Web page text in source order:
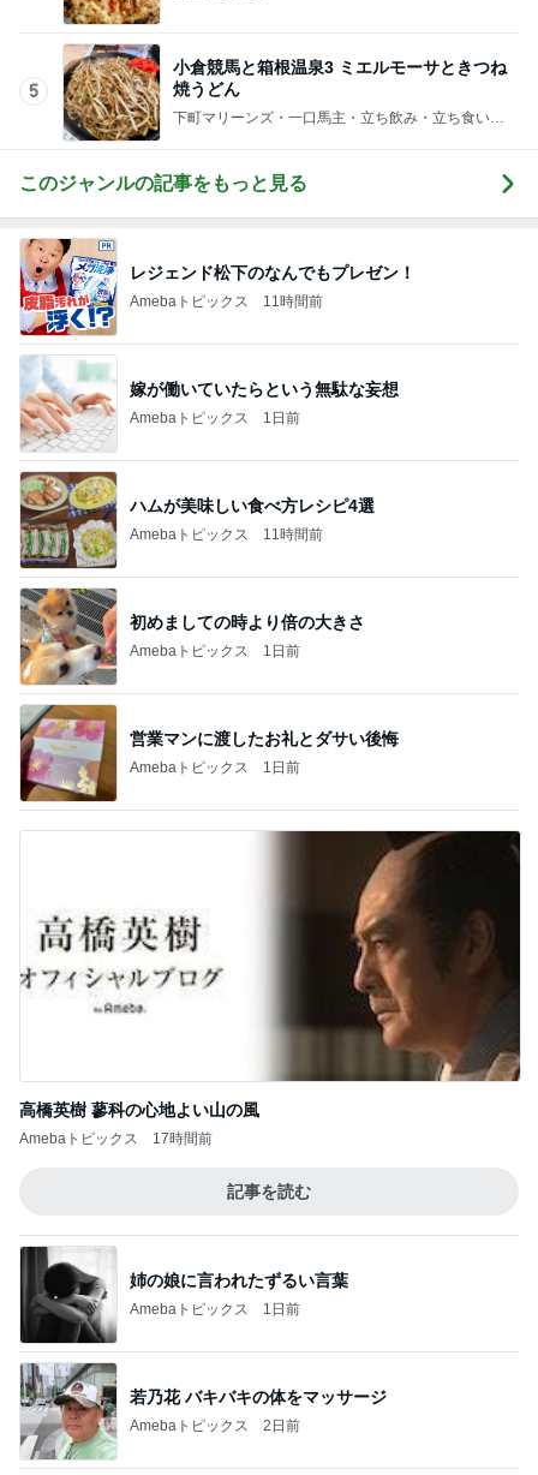
5
小倉競馬と箱根温泉3 ミエルモーサときつね
焼うどん
下町マリーンズ・一口馬主・立ち飲み・立ち食いそ
このジャンルの記事をもっと見る
レジェンド松下のなんでもプレゼン！
Amebaトピックス 11時間前
嫁が働いていたらという無駄な妄想
Amebaトピックス 1日前
ハムが美味しい食べ方レシピ4選
Amebaトピックス 11時間前
初めましての時より倍の大きさ
Amebaトピックス 1日前
営業マンに渡したお礼とダサい後悔
Amebaトピックス 1日前
高橋英樹 蓼科の心地よい山の風
Amebaトピックス 17時間前
記事を読む
姉の娘に言われたずるい言葉
Amebaトピックス 1日前
若乃花 バキバキの体をマッサージ
Amebaトピックス 2日前